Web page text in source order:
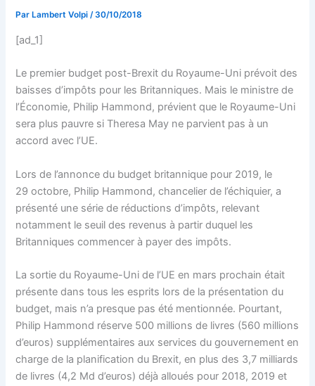
Par Lambert Volpi/30/10/2018
[ad_1]
Le premier budget post-Brexit du Royaume-Uni prévoit des
baisses d’impôts pour les Britanniques. Mais le ministre de
l’Économie, Philip Hammond, prévient que le Royaume-Uni
sera plus pauvre si Theresa May ne parvient pas à un
accord avec l’UE.
Lors de l’annonce du budget britannique pour 2019, le
29 octobre, Philip Hammond, chancelier de l’échiquier, a
présenté une série de réductions d’impôts, relevant
notamment le seuil des revenus à partir duquel les
Britanniques commencer à payer des impôts.
La sortie du Royaume-Uni de l’UE en mars prochain était
présente dans tous les esprits lors de la présentation du
budget, mais n’a presque pas été mentionnée. Pourtant,
Philip Hammond réserve 500 millions de livres (560 millions
d’euros) supplémentaires aux services du gouvernement en
charge de la planification du Brexit, en plus des 3,7 milliards
de livres (4,2 Md d’euros) déjà alloués pour 2018, 2019 et